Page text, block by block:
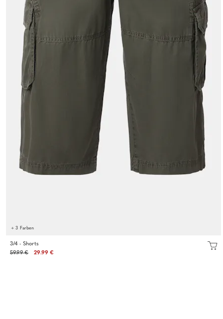
+ 3 Farben
3/4 - Shorts
59.99 €
29.99 €